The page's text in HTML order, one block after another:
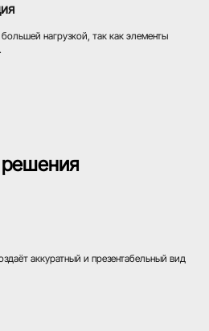
нагрузкой, так как элементы
аккуратный и презентабельный вид